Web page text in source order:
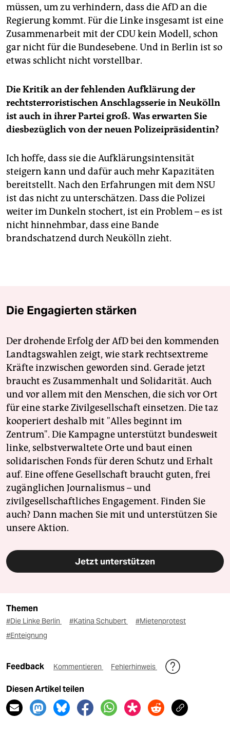
müssen, um zu verhindern, dass die AfD an die
Regierung kommt. Für die Linke insgesamt ist eine
Zusammenarbeit mit der CDU kein Modell, schon
gar nicht für die Bundesebene. Und in Berlin ist so
etwas schlicht nicht vorstellbar.
Die Kritik an der fehlenden Aufklärung der
rechtsterroristischen Anschlagsserie in Neukölln
ist auch in ihrer Partei groß. Was erwarten Sie
diesbezüglich von der neuen Polizeipräsidentin?
Ich hoffe, dass sie die Aufklärungsintensität
steigern kann und dafür auch mehr Kapazitäten
bereitstellt. Nach den Erfahrungen mit dem NSU
ist das nicht zu unterschätzen. Dass die Polizei
weiter im Dunkeln stochert, ist ein Problem – es ist
nicht hinnehmbar, dass eine Bande
brandschatzend durch Neukölln zieht.
Die Engagierten stärken
Der drohende Erfolg der AfD bei den kommenden
Landtagswahlen zeigt, wie stark rechtsextreme
Kräfte inzwischen geworden sind. Gerade jetzt
braucht es Zusammenhalt und Solidarität. Auch
und vor allem mit den Menschen, die sich vor Ort
für eine starke Zivilgesellschaft einsetzen. Die taz
kooperiert deshalb mit "Alles beginnt im
Zentrum". Die Kampagne unterstützt bundesweit
linke, selbstverwaltete Orte und baut einen
solidarischen Fonds für deren Schutz und Erhalt
auf. Eine offene Gesellschaft braucht guten, frei
zugänglichen Journalismus – und
zivilgesellschaftliches Engagement. Finden Sie
auch? Dann machen Sie mit und unterstützen Sie
unsere Aktion.
Jetzt unterstützen
Themen
#Die Linke Berlin #Katina Schubert
#Mietenprotest
#Enteignung
Feedback Kommentieren Fehlerhinweis
Diesen Artikel teilen